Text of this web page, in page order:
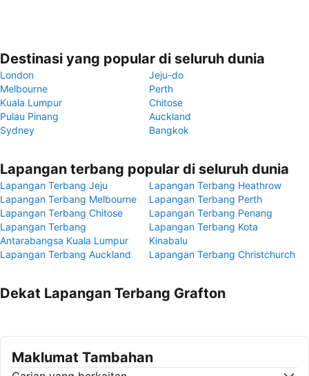
Destinasi yang popular di seluruh dunia
London
Jeju-do
Melbourne
Perth
Kuala Lumpur
Chitose
Pulau Pinang
Auckland
Sydney
Bangkok
Lapangan terbang popular di seluruh dunia
Lapangan Terbang Jeju
Lapangan Terbang Heathrow
Lapangan Terbang Melbourne
Lapangan Terbang Perth
Lapangan Terbang Chitose
Lapangan Terbang Penang
Lapangan Terbang
Antarabangsa Kuala Lumpur
Lapangan Terbang Kota
Kinabalu
Lapangan Terbang Auckland
Lapangan Terbang Christchurch
Dekat Lapangan Terbang Grafton
Maklumat Tambahan